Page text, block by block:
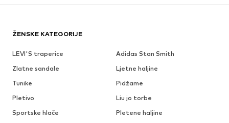
ŽENSKE KATEGORIJE
LEVI'S traperice
Adidas Stan Smith
Zlatne sandale
Ljetne haljine
Tunike
Pidžame
Pletivo
Liu jo torbe
Sportske hlače
Pletene haljine